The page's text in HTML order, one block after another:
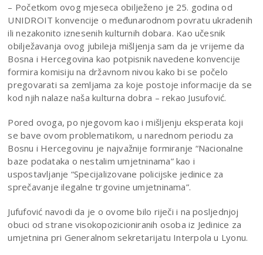
– Početkom ovog mjeseca obilježeno je 25. godina od
UNIDROIT konvencije o međunarodnom povratu ukradenih
ili nezakonito iznesenih kulturnih dobara. Kao učesnik
obilježavanja ovog jubileja mišljenja sam da je vrijeme da
Bosna i Hercegovina kao potpisnik navedene konvencije
formira komisiju na državnom nivou kako bi se počelo
pregovarati sa zemljama za koje postoje informacije da se
kod njih nalaze naša kulturna dobra – rekao Jusufović.
Pored ovoga, po njegovom kao i mišljenju eksperata koji
se bave ovom problematikom, u narednom periodu za
Bosnu i Hercegovinu je najvažnije formiranje “Nacionalne
baze podataka o nestalim umjetninama” kao i
uspostavljanje “Specijalizovane policijske jedinice za
sprečavanje ilegalne trgovine umjetninama”.
Jufufović navodi da je o ovome bilo riječi i na posljednjoj
obuci od strane visokopozicioniranih osoba iz Jedinice za
umjetnina pri Generalnom sekretarijatu Interpola u Lyonu.